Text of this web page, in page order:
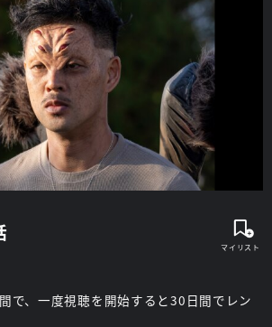
で、一度視聴を開始すると30日間でレン